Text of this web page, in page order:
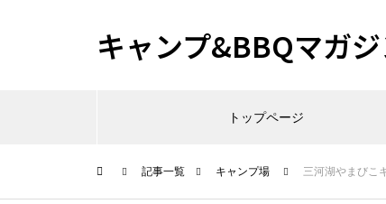
キャンプ&BBQマガ
トップページ
記事一覧 キャンプ場 三河湖やまびこ